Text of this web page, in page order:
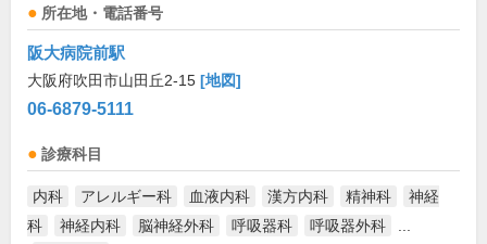
所在地・電話番号
阪大病院前駅
大阪府吹田市山田丘2-15 [地図]
06-6879-5111
診療科目
内科 アレルギー科 血液内科 漢方内科 精神科
神経
科
神経内科 脳神経外科 呼吸器科 呼吸器外科